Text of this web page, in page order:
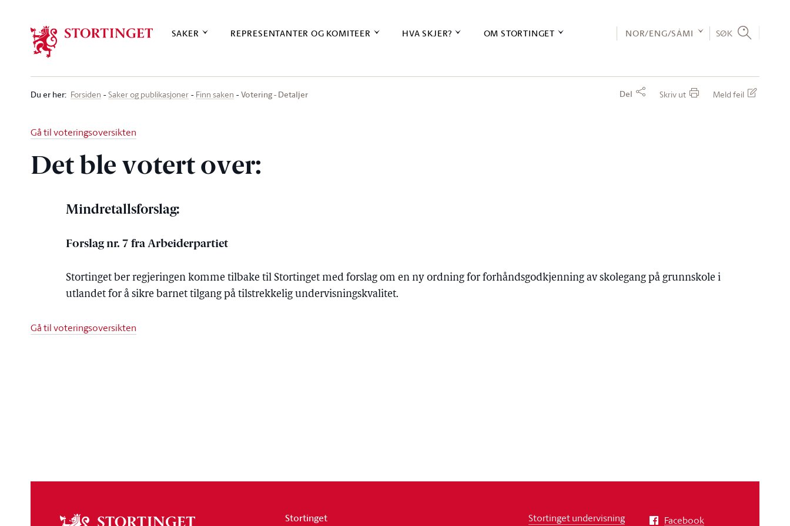
SAKER REPRESENTANTER OG KOMITEER HVA SKJER? OM STORTINGET NOR/ENG/SÁMI SØK
Du er her: Forsiden Saker og publikasjoner Finn saken Votering - Detaljer Del Skriv ut Meld feil
Gå til voteringsoversikten
Det ble votert over:
Mindretallsforslag:
Forslag nr. 7 fra Arbeiderpartiet
Stortinget ber regjeringen komme tilbake til Stortinget med forslag om en ny ordning for forhåndsgodkjenning av skolegang på grunnskole i
utlandet for å sikre barnet tilgang på tilstrekkelig undervisningskvalitet.
Gå til voteringsoversikten
Stortinget
Stortinget undervisning
Facebook